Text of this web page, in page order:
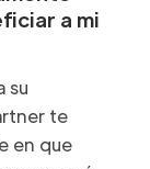
a mi
su
te
en que